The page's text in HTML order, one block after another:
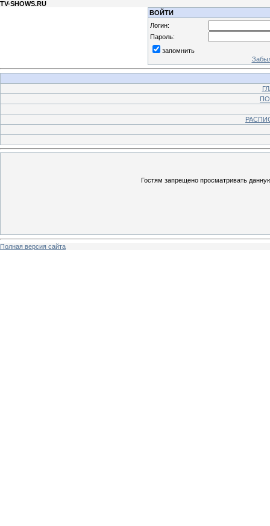
TV-SHOWS.RU
ВОЙТИ
Логин:
Пароль:
запомнить
Гостям запрещено просматривать
Полная версия сайта